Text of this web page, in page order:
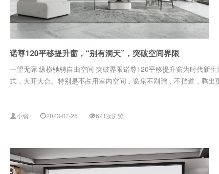
诺尊120平移提升窗，“别有洞天”，突破空间界限
一望无际 纵横驰骋自由空间 突破界限诺尊120平移提升窗为时代新
式，大开大合。特别是不占用室内空间，窗扇不剐蹭，不挡道，腾出
小编 2023-07-25 621次浏览